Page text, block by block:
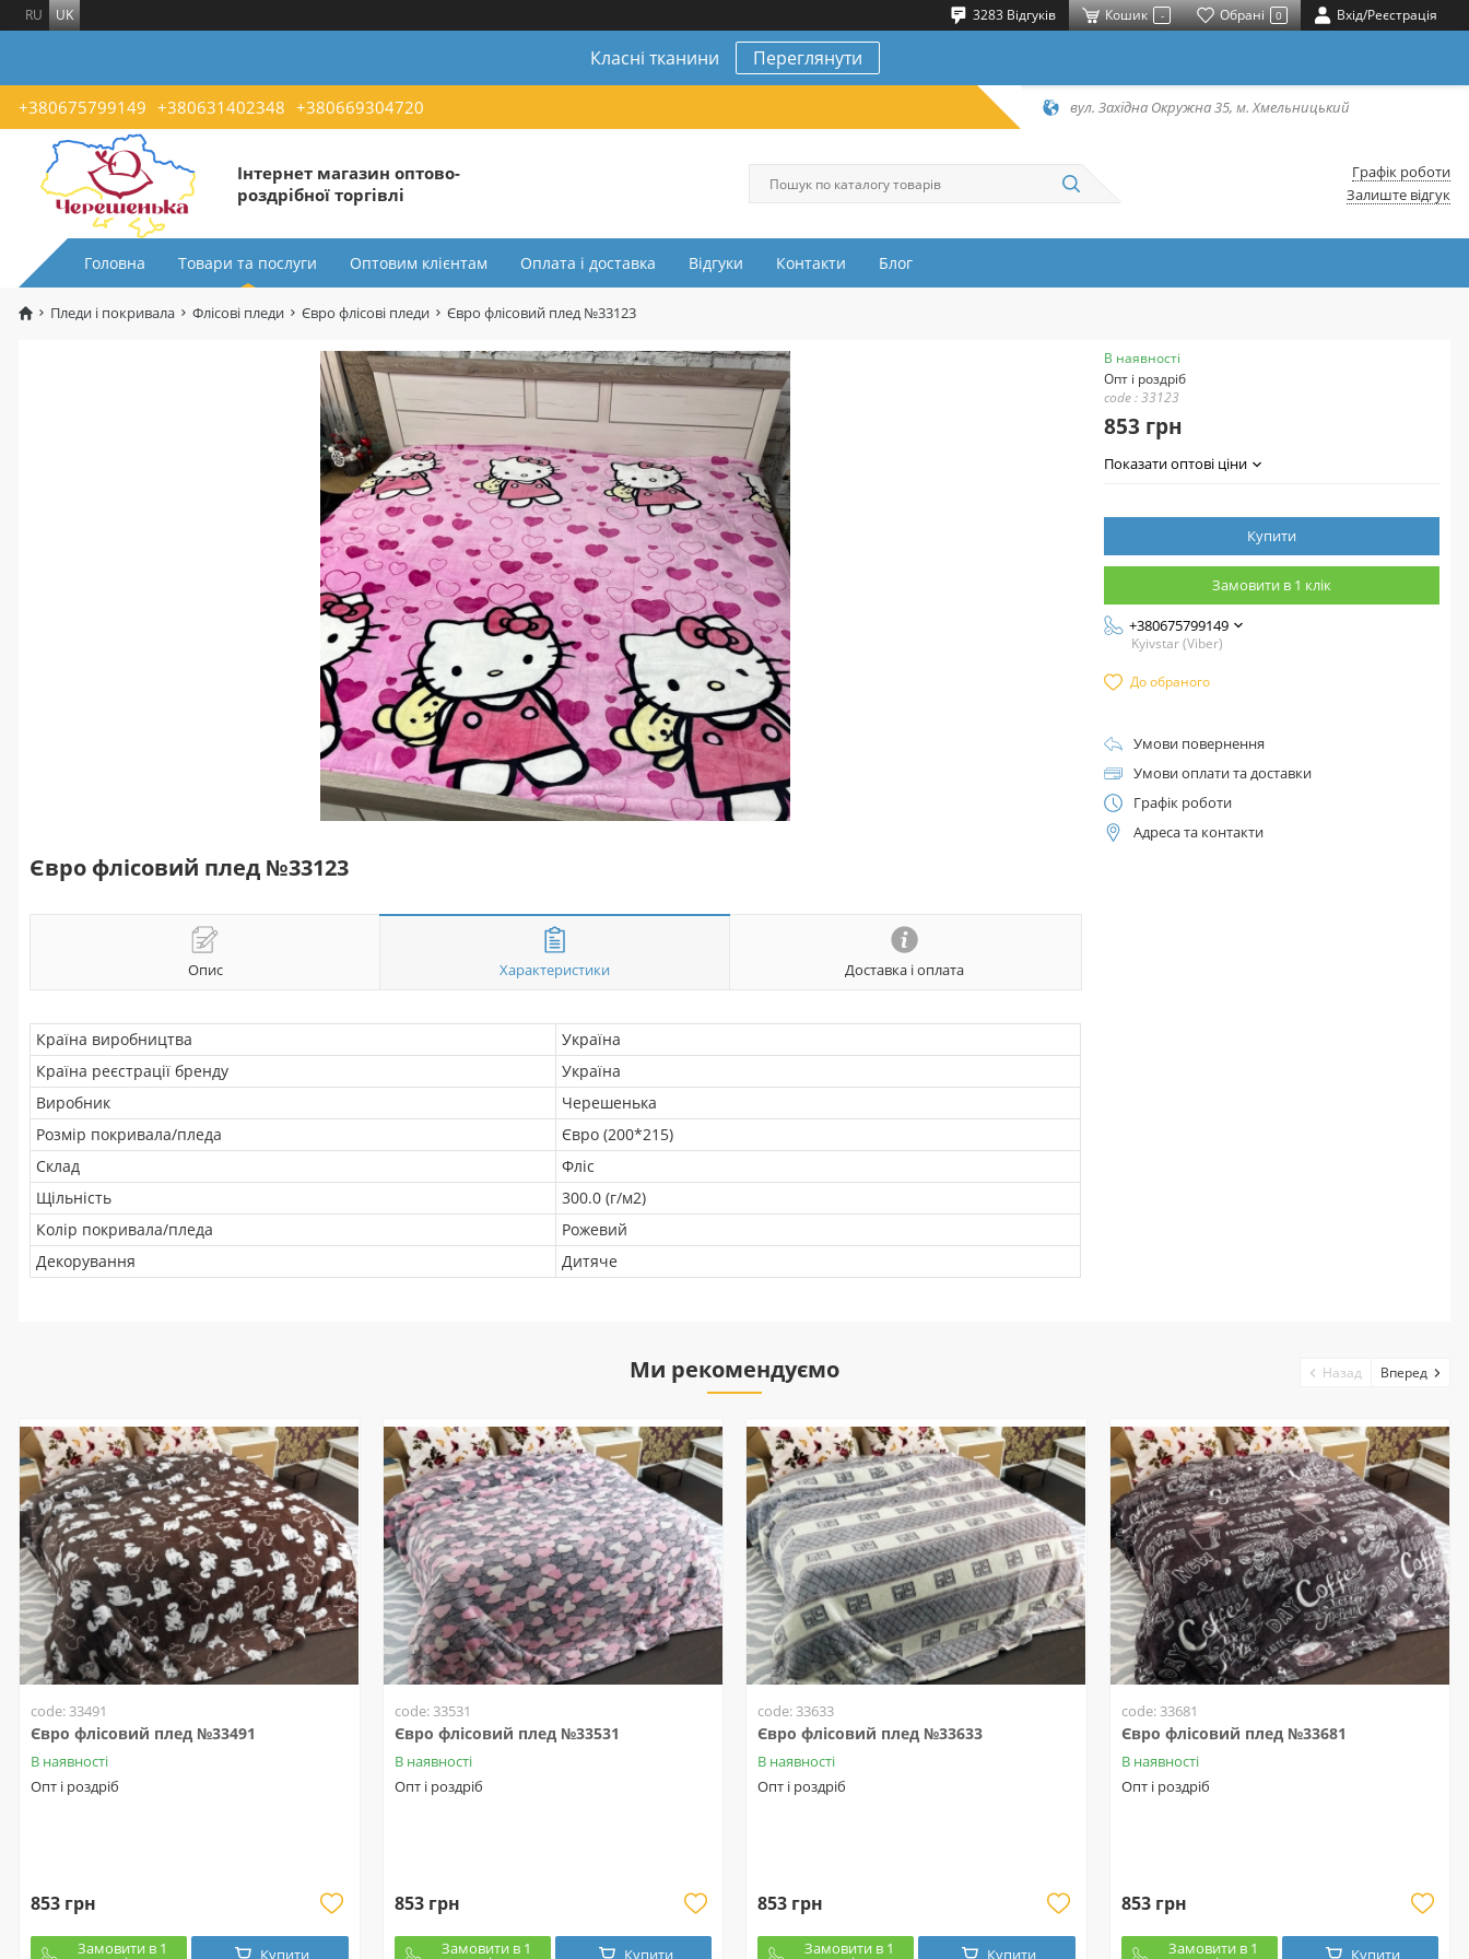
RU UK 3283 Відгуків Кошик - Обрані 0 Вхід/Реєстрація
Класні тканини Переглянути
+380675799149 +380631402348 +380669304720 вул. Західна Окружна 35, м. Хмельницький
Інтернет магазин оптово-
роздрібної торгівлі
Графік роботи
Залиште відгук
Головна Товари та послуги Оптовим клієнтам Оплата і доставка Відгуки Контакти Блог
Пледи і покривала Флісові пледи Євро флісові пледи Євро флісовий плед №33123
Євро флісовий плед №33123
Опис Характеристики Доставка і оплата
Країна виробництва
Україна
Країна реєстрації бренду
Україна
Виробник
Черешенька
Розмір покривала/пледа
Євро (200*215)
Склад
Фліс
Щільність
300.0 (г/м2)
Колір покривала/пледа
Рожевий
Декорування
Дитяче
В наявності
Опт і роздріб
code : 33123
853 грн
Показати оптові ціни
Купити
Замовити в 1 клік
+380675799149
Kyivstar (Viber)
До обраного
Умови повернення
Умови оплати та доставки
Графік роботи
Адреса та контакти
Ми рекомендуємо
code: 33491
Євро флісовий плед №33491
В наявності
Опт і роздріб
853 грн
Замовити в 1 Купити
code: 33531
Євро флісовий плед №33531
В наявності
Опт і роздріб
853 грн
Замовити в 1 Купити
code: 33633
Євро флісовий плед №33633
В наявності
Опт і роздріб
853 грн
Замовити в 1 Купити
code: 33681
Євро флісовий плед №33681
В наявності
Опт і роздріб
853 грн
Замовити в 1 Купити
Назад Вперед